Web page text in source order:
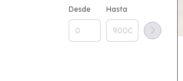
Desde Hasta